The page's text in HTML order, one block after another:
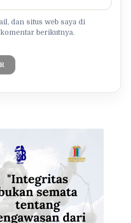
dan situs web saya di
berikutnya.